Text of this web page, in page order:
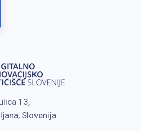
13,
Slovenija